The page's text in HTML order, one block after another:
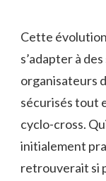
Cette
s’adapter à
organisateurs
sécurisés tout
cyclo-cross.
initialement
retrouverait si